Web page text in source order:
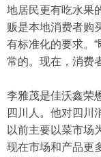
地居民更有吃水果
贩是本地消费者购
有标准化的要求。
常的。现在，消费
李雅茂是佳沃鑫荣
四川人。他对四川
以前主要以菜市场
现在市场和产品更